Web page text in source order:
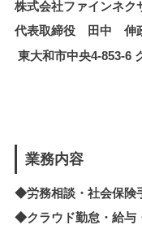
株式会社ファインネク
代表取締役 田中 伸
東大和市中央4-853-6
業務内容
◆労務相談・社会保険
◆クラウド勤怠・給与